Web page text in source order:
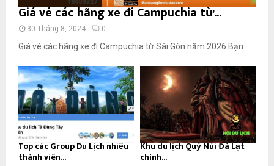
Giá vé các hãng xe đi Campuchia từ...
30 Tháng 8, 2024 0
Giá vé các hãng xe đi Campuchia từ Sài Gòn năm 2026 Bạn...
Top các Group Du Lịch nhiều
thành viên...
Khu du lịch Quỷ Núi Đà Lạt
chính...